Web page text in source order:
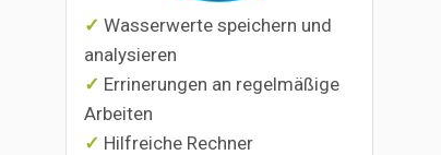
Wasserwerte speichern und
analysieren
Errinerungen an regelmäßige
Arbeiten
Hilfreiche Rechner